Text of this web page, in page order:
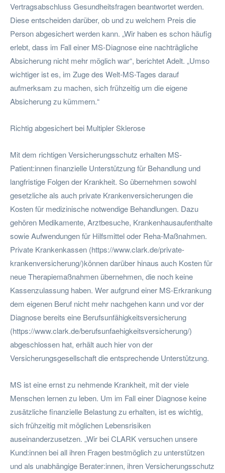
Vertragsabschluss Gesundheitsfragen beantwortet werden.
Diese entscheiden darüber, ob und zu welchem Preis die
Person abgesichert werden kann. „Wir haben es schon häufig
erlebt, dass im Fall einer MS-Diagnose eine nachträgliche
Absicherung nicht mehr möglich war“, berichtet Adelt. „Umso
wichtiger ist es, im Zuge des Welt-MS-Tages darauf
aufmerksam zu machen, sich frühzeitig um die eigene
Absicherung zu kümmern.“
Richtig abgesichert bei Multipler Sklerose
Mit dem richtigen Versicherungsschutz erhalten MS-
Patient:innen finanzielle Unterstützung für Behandlung und
langfristige Folgen der Krankheit. So übernehmen sowohl
gesetzliche als auch private Krankenversicherungen die
Kosten für medizinische notwendige Behandlungen. Dazu
gehören Medikamente, Arztbesuche, Krankenhausaufenthalte
sowie Aufwendungen für Hilfsmittel oder Reha-Maßnahmen.
Private Krankenkassen (https://www.clark.de/private-
krankenversicherung/)können darüber hinaus auch Kosten für
neue Therapiemaßnahmen übernehmen, die noch keine
Kassenzulassung haben. Wer aufgrund einer MS-Erkrankung
dem eigenen Beruf nicht mehr nachgehen kann und vor der
Diagnose bereits eine Berufsunfähigkeitsversicherung
(https://www.clark.de/berufsunfaehigkeitsversicherung/)
abgeschlossen hat, erhält auch hier von der
Versicherungsgesellschaft die entsprechende Unterstützung.
MS ist eine ernst zu nehmende Krankheit, mit der viele
Menschen lernen zu leben. Um im Fall einer Diagnose keine
zusätzliche finanzielle Belastung zu erhalten, ist es wichtig,
sich frühzeitig mit möglichen Lebensrisiken
auseinanderzusetzen. „Wir bei CLARK versuchen unsere
Kund:innen bei all ihren Fragen bestmöglich zu unterstützen
und als unabhängige Berater:innen, ihren Versicherungsschutz